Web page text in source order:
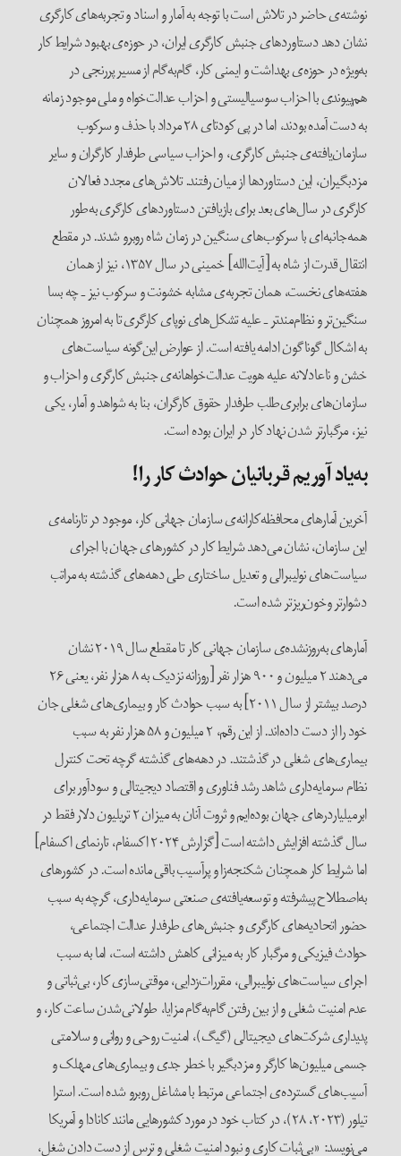
نوشته‌ی حاضر در تلاش است با توجه به آمار و اسناد و تجربه‌های کارگری
نشان دهد دستاوردهای جنبش کارگری ایران، در حوزه‌ی بهبود شرایط کار
به‌ویژه در حوزه‌ی بهداشت و ایمنی کار، گام‌به‌گام از مسیر پررنجی در
هم‌پیوندی با احزاب سوسیالیستی و احزاب عدالت‌خواه و ملی موجود زمانه
به دست آمده بودند، اما در پی کودتای ۲۸ مرداد با حذف و سرکوب
سازمان‌یافته‌ی جنبش کارگری، و احزاب سیاسی طرفدار کارگران و سایر
مزدبگیران، این دستاوردها از میان رفتند. تلاش‌های مجدد فعالان
کارگری در سال‌های بعد برای بازیافتن دستاوردهای کارگری به‌طور
همه‌جانبه‌ای با سرکوب‌های سنگین در زمان شاه روبرو شدند. در مقطع
انتقال قدرت از شاه به [آیت‌الله] خمینی در سال ۱۳۵۷، نیز از همان
هفته‌های نخست، همان تجربه‌ی مشابه خشونت و سرکوب نیز ـ چه بسا
سنگین‌تر و نظام‌مندتر ـ علیه تشکل‌های نوپای کارگری تا به امروز همچنان
به اشکال گوناگون ادامه یافته است. از عوارض این‌گونه سیاست‌های
خشن و ناعادلانه علیه هویت عدالت‌خواهانه‌ی جنبش کارگری و احزاب و
سازمان‌های برابری‌طلب طرفدار حقوق کارگران، بنا به شواهد و آمار، یکی
نیز، مرگبارتر شدن نهاد کار در ایران بوده است.
به‌یاد آوریم قربانیان حوادث کار را!
آخرین آمارهای محافظه‌کارانه‌ی سازمان جهانی کار، موجود در تارنامه‌ی
این سازمان، نشان می‌دهد شرایط کار در کشورهای جهان با اجرای
سیاست‌های نولیبرالی و تعدیل ساختاری طی دهه‌های گذشته به مراتب
دشوارتر وخون‌ریزتر شده است.
آمارهای به‌روزنشده‌ی سازمان جهانی کار تا مقطع سال ۲۰۱۹ نشان
می‌دهند ۲ میلیون و ۹۰۰ هزار نفر [روزانه نزدیک به ۸ هزار نفر، یعنی ۲۶
درصد بیشتر از سال ۲۰۱۱] به سبب حوادث کار و بیماری‌های شغلی جان
خود را از دست داده‌اند. از این رقم، ۲ میلیون و ۵۸ هزار نفر به سبب
بیماری‌های شغلی در گذشتند. در دهه‌های گذشته گرچه تحت کنترل
نظام سرمایه‌داری شاهد رشد فناوری و اقتصاد دیجیتالی و سودآور برای
ابرمیلیاردرهای جهان بوده‌ایم و ثروت آنان به میزان ۲ تریلیون دلار فقط در
سال گذشته افزایش داشته است [گزارش ۲۰۲۴ اکسفام، تارنمای اکسفام]
اما شرایط کار همچنان شکنجه‌زا و پرآسیب باقی مانده است. در کشورهای
به‌اصطلاح پیشرفته و توسعه‌یافته‌ی صنعتی سرمایه‌داری، گرچه به سبب
حضور اتحادیه‌های کارگری و جنبش‌های طرفدار عدالت اجتماعی،
حوادث فیزیکی و مرگبار کار به میزانی کاهش داشته است، اما به سبب
اجرای سیاست‌های نولیبرالی، مقررات‌زدایی، موقتی‌سازی کار، بی‌ثباتی و
عدم امنیت شغلی و از بین رفتن گام‌به‌گام مزایا، طولانی‌شدن ساعت کار، و
پدیداری شرکت‌های دیجیتالی (گیگ)، امنیت روحی و روانی و سلامتی
جسمی میلیون‌ها کارگر و مزدبگیر با خطر جدی و بیماری‌های مهلک و
آسیب‌های گسترده‌ی اجتماعی مرتبط با مشاغل روبرو شده است. استرا
تیلور (۲۰۲۳، ۲۸)، در کتاب خود در مورد کشورهایی مانند کانادا و آمریکا
می‌نویسد: «بی‌ثبات کاری و نبود امنیت شغلی و ترس از دست دادن شغل،